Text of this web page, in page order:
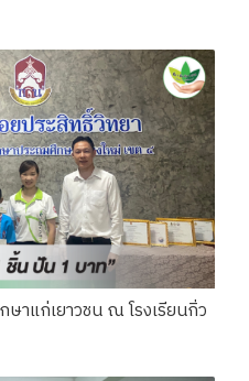
าแก่เยาวชน ณ โรงเรียนกิ่ว